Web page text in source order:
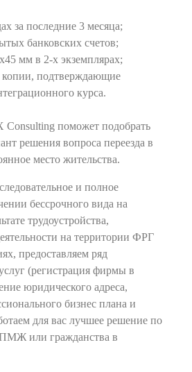
за последние 3 месяца;
банковских счетов;
мм в 2-х экземплярах;
копии, подтверждающие
курса.
поможет подобрать
решения вопроса переезда в
место жительства.
и полное
бессрочного вида на
трудоустройства,
на территории ФРГ
предоставляем ряд
(регистрация фирмы в
юридического адреса,
бизнес плана и
для вас лучшее решение по
или гражданства в